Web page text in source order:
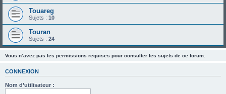
Touareg
Sujets : 10
Touran
Sujets : 24
Vous n’avez pas les permissions requises pour consulter les sujets de ce forum.
CONNEXION
Nom d’utilisateur :